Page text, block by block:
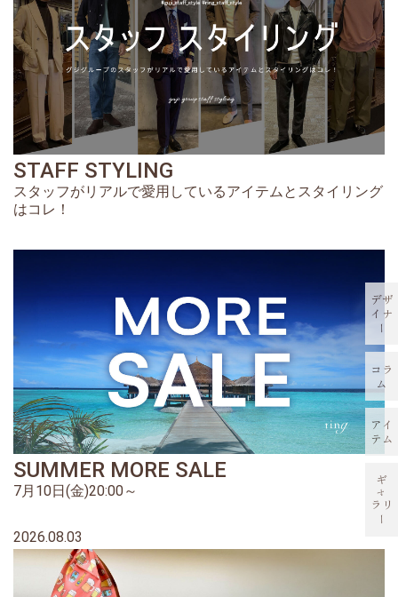
デザ
イナ
ー
コラ
ム
アイ
テム
ギ
ャ
ラリ
ー
STAFF STYLING
スタッフがリアルで愛用しているアイテムとスタイリング
はコレ！
SUMMER MORE SALE
7月10日(金)20:00～
2026.08.03